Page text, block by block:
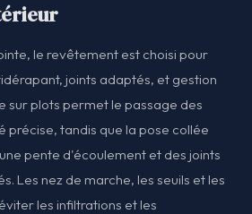
le revêtement est choisi pour
joints adaptés, et gestion
sur plots permet le passage des
précise, tandis que la pose collée
pente d'écoulement et des joints
Les nez de marche, les seuils et les
les infiltrations et les